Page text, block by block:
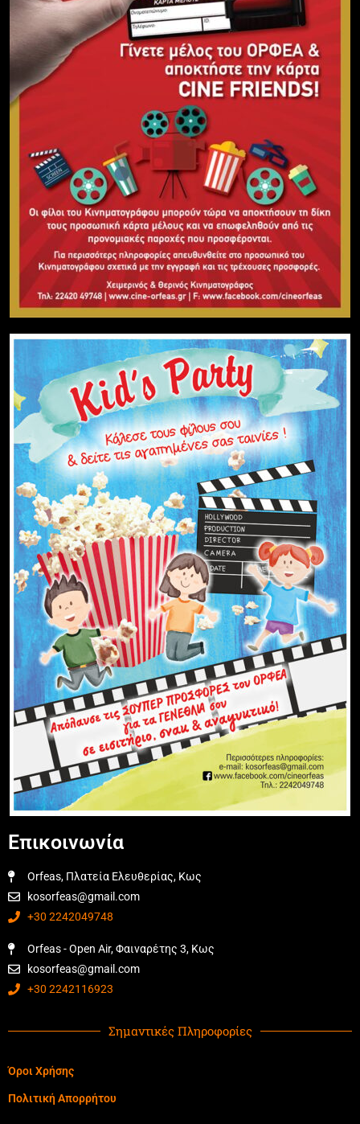
Επικοινωνία
Orfeas, Πλατεία Ελευθερίας, Κως
kosorfeas@gmail.com
+30 2242049748
Orfeas - Open Air, Φαιναρέτης 3, Κως
kosorfeas@gmail.com
+30 2242116923
Σημαντικές Πληροφορίες
Όροι Χρήσης
Πολιτική Απορρήτου